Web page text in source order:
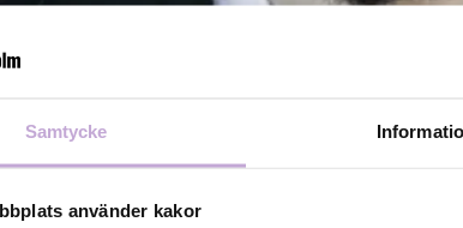
Samtycke
använder kakor
den 15 januari och efterträder Andra
upp en gedigen kunskap om svensk kortfilm och
och Sundance och svenska kortfilmsfokus i